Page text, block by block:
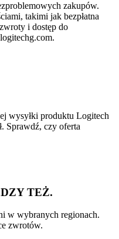
zakupów.
takimi jak bezpłatna
i dostęp do
wysyłki produktu Logitech
Sprawdź, czy oferta
TEŻ.
w wybranych regionach.
zwrotów.